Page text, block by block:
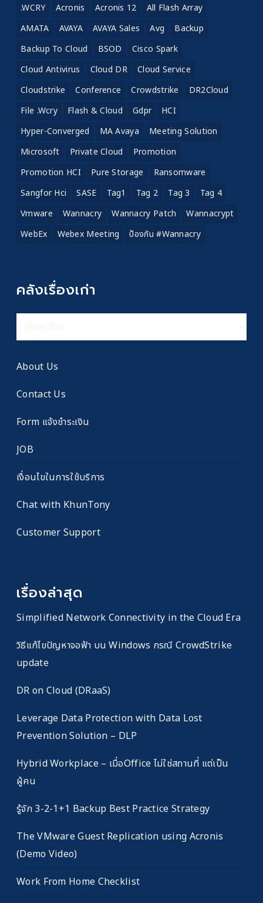
.WCRY Acronis Acronis 12
All Flash Array
AMATA
AVAYA AVAYA Sales Avg
Backup
Backup To Cloud
BSOD
Cisco Spark
Cloud Antivirus
Cloud DR
Cloud Service
Cloudstrike
Conference Crowdstrike
DR2Cloud
File .wcry
Flash & Cloud Gdpr
HCI
Hyper-Converged
MA Avaya
Meeting Solution
Microsoft
Private Cloud
Promotion
Promotion HCI
Pure Storage
Ransomware
Sangfor Hci
SASE Tag1 Tag 2 Tag 3
Tag 4
Vmware
Wannacry Wannacry Patch
Wannacrypt
WebEx
Webex Meeting ป้องกัน #wannacry
คลังเรื่องเก่า
เรื่อง
About Us
Contact Us
Form แจ้งชำระเงิน
JOB
เงื่อนไขในการใช้บริการ
Chat with KhunTony
Customer Support
เรื่องล่าสุด
Simplified Network Connectivity in the Cloud Era
วิธีแก้ไขปัญหาจอฟ้า บน Windows กรณี CrowdStrike
update
DR on Cloud (DRaaS)
Leverage Data Protection with Data Lost
Prevention Solution – DLP
Hybrid Workplace – เมื่อOffice ไม่ใช่สถานที่ แต่เป็น
ผู้คน
รู้จัก 3-2-1+1 Backup Best Practice Strategy
The VMware Guest Replication using Acronis
(Demo Video)
Work From Home Checklist